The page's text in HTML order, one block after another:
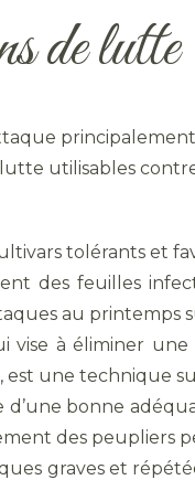
de lutte
utilisables
tolérants et
des feuilles
au printemps
vise à éliminer
une technique
d’une bonne
des peupliers
graves et